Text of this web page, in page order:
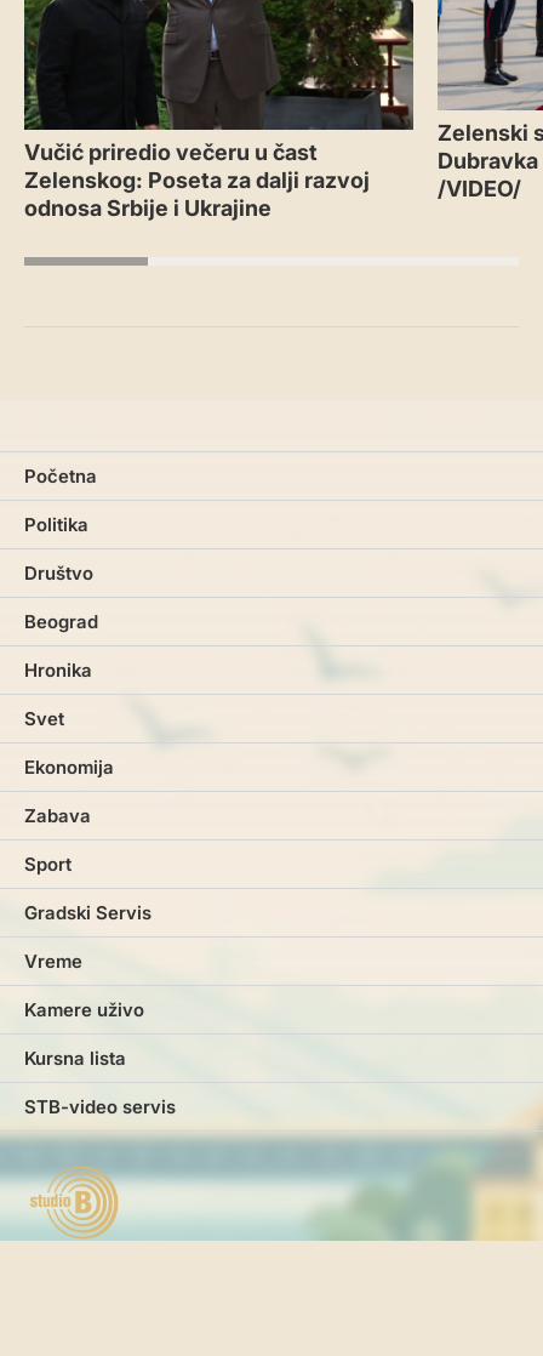
Vučić priredio večeru u čast
Zelenskog: Poseta za dalji razvoj
odnosa Srbije i Ukrajine
Zelenski
/VIDEO/
Početna
Politika
Društvo
Beograd
Hronika
Svet
Ekonomija
Zabava
Sport
Gradski Servis
Vreme
Kamere uživo
Kursna lista
STB-video servis